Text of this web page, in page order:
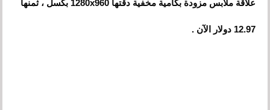
علاقة ملابس مزودة بكامية مخفية دقتها 1280x960 بكسل ، ثمنها
12.97 دولار الآن .